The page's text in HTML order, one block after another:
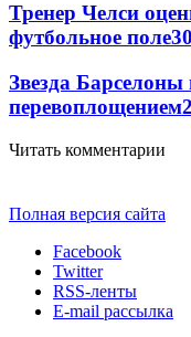
Тренер Челси
футбольное поле
Звезда
перевоплощением
Читать комментарии
Полная версия сайта
Facebook
Twitter
RSS-ленты
E-mail рассылка